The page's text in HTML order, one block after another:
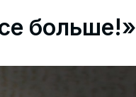
больше!»